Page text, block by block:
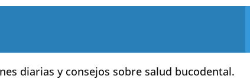
diarias y consejos sobre salud bucodental.